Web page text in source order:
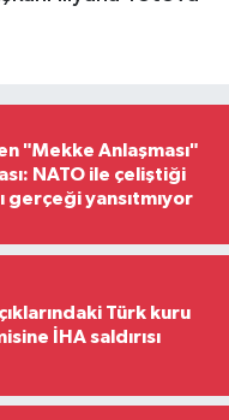
"Mekke Anlaşması"
NATO ile çeliştiği
gerçeği yansıtmıyor
Türk kuru
İHA saldırısı